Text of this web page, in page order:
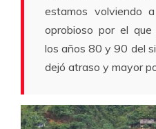
estamos volviendo
oprobioso por el
los años 80 y 90 del
dejó atraso y mayor